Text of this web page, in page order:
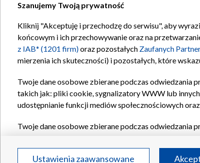
Regulamin
Szanujemy Twoją prywatność
Kliknij "Akceptuję i przechodzę do serwisu", aby
końcowym i ich przechowywanie oraz na
z IAB* (1201 firm)oraz pozostałych Zaufanych
mierzenia ich skuteczności) i pozostałych, które
Twoje dane osobowe zbierane podczas odwiedzania
takich jak: pliki cookie, sygnalizatory WWW lub
udostępnianie funkcji mediów społecznościowych
Twoje dane osobowe zbierane podczas odwiedzania
Partnerów TVPdla realizacji następujących celów i
reklam, tworzenia profilu spersonalizowanych
Ustawienia zaawansowane